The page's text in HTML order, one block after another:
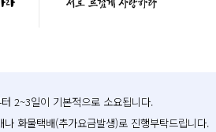
2~3일이 기본적으로 소요됩니다.
화물택배(추가요금발생)로 진행부탁드립니다.